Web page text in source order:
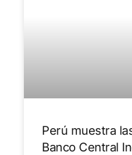
Perú muestra
Banco Central